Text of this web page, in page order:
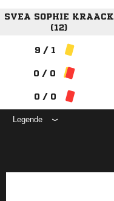
SVEA SOPHIE KRAACK
(12)
9 / 1
0 / 0
0 / 0
Legende